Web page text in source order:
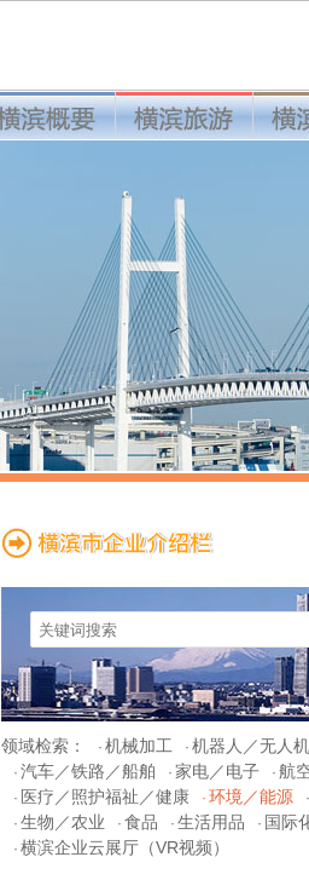
领域检索： · 机械加工 · 机器人／无人机
· 汽车／铁路／船舶 · 家电／电子 · 航
· 医疗／照护福祉／健康 · 环境／能源
·
· 生物／农业 · 食品 · 生活用品 · 国际
· 横滨企业云展厅（VR视频）